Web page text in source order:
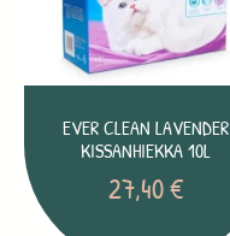
EVER CLEAN LAVENDER
KISSANHIEKKA 10L
27,40€